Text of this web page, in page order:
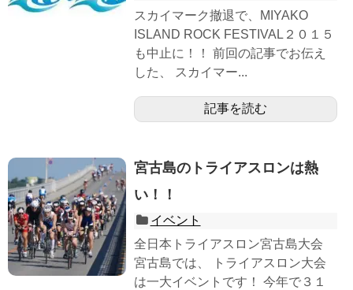
スカイマーク撤退で、MIYAKO
ISLAND ROCK FESTIVAL２０１５
も中止に！！ 前回の記事でお伝え
した、 スカイマー...
記事を読む
宮古島のトライアスロンは熱
い！！
イベント
全日本トライアスロン宮古島大会
宮古島では、 トライアスロン大会
は一大イベントです！ 今年で３１